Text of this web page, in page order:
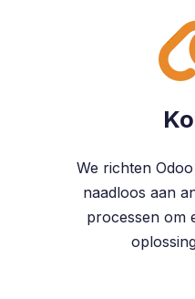
We richten
naadloos aan
processen om